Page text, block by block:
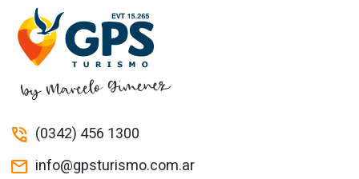
phone_in_talk (0342) 456 1300
mail info@gpsturismo.com.ar